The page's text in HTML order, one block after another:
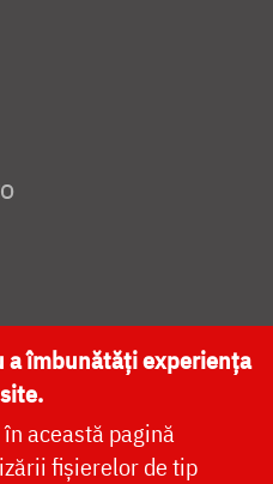
NAȚIONALĂ
a îmbunătăți experiența
această pagină
fișierelor de tip